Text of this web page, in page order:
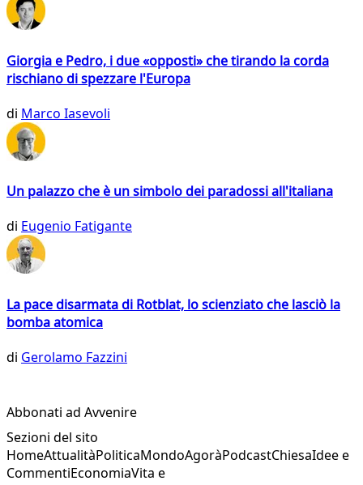
Giorgia e Pedro, i due «opposti» che tirando la corda
rischiano di spezzare l'Europa
di Marco Iasevoli
Un palazzo che è un simbolo dei paradossi all'italiana
di Eugenio Fatigante
La pace disarmata di Rotblat, lo scienziato che lasciò la
bomba atomica
di Gerolamo Fazzini
Abbonati ad Avvenire
Sezioni del sito
HomeAttualitàPoliticaMondoAgoràPodcastChiesaIdee e
CommentiEconomiaVita e